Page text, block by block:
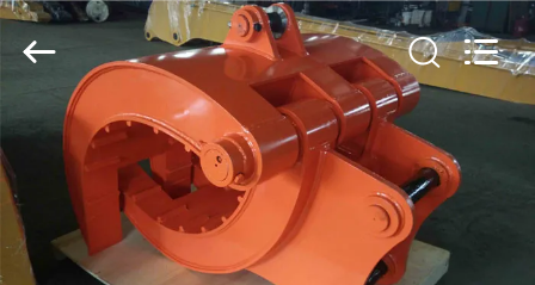
HUIS
PRODUCTEN
VIDEO'S
Dongguan
Hyking
Machinery